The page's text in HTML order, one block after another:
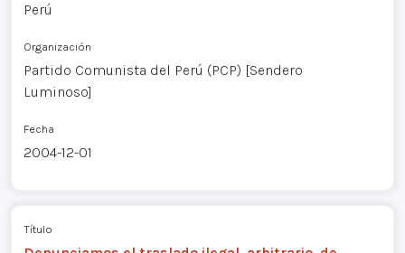
Perú
Organización
Partido Comunista del Perú (PCP) [Sendero
Luminoso]
Fecha
2004-12-01
Título